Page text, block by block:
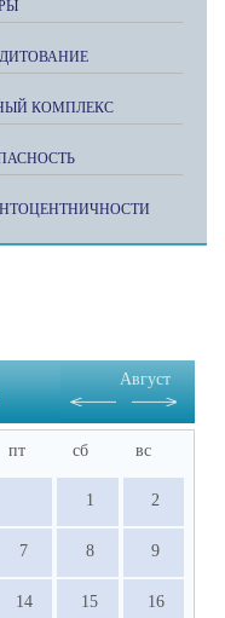
КОМПЛЕКС
Август
пт сб вс
1 2
7 8 9
14 15 16